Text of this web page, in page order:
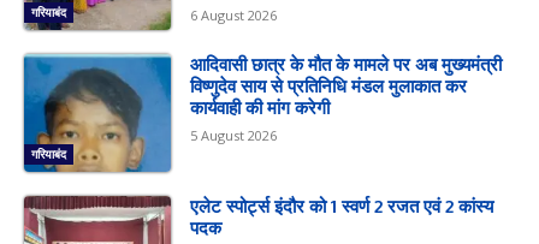
गरियाबंद 6 August 2026
गरियाबंद
आदिवासी छात्र के मौत के मामले पर अब मुख्यमंत्री
विष्णुदेव साय से प्रतिनिधि मंडल मुलाकात कर
कार्यवाही की मांग करेगी
5 August 2026
एलेट स्पोर्ट्स इंदौर को 1 स्वर्ण 2 रजत एवं 2 कांस्य
पदक